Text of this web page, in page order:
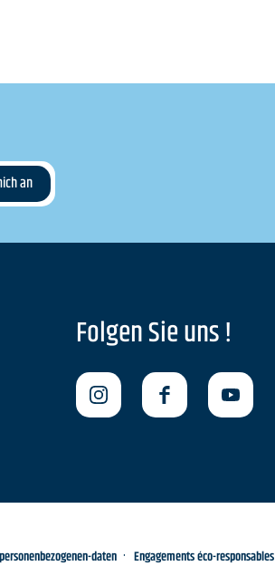
Folgen Sie uns !
daten Engagements éco-responsables